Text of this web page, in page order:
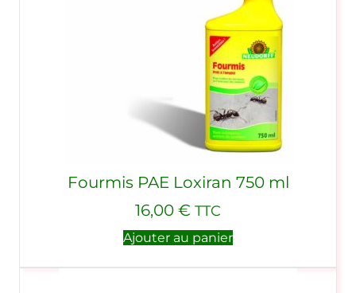
Fourmis PAE Loxiran 750 ml
16,00 € TTC
Ajouter au panier